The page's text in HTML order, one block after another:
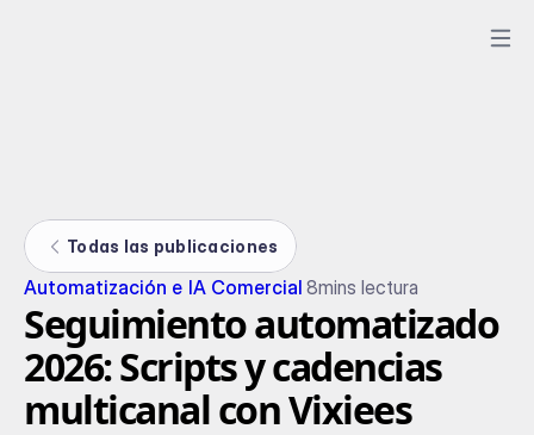
Todas las publicaciones
Automatización e IA Comercial 8mins lectura
Seguimiento automatizado
2026: Scripts y cadencias
multicanal con Vixiees